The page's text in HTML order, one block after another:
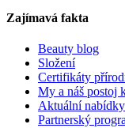
Zajímavá fakta
Beauty blog
Složení
Certifikáty
My a náš postoj
Aktuální nabídky
Partnerský